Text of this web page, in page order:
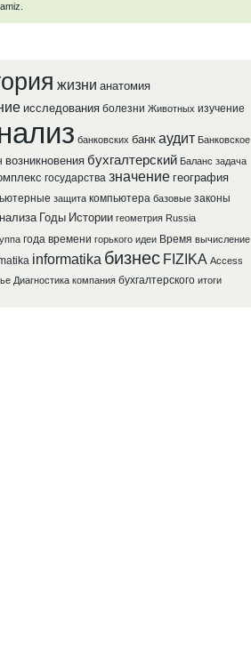
жизни анатомия
исследования болезни Животных изучение
банковских банк аудит Банковское
возникновения бухгалтерский Баланс задача
государства значение география
защита компьютера базовые законы
Годы Истории геометрия Russia
года времени горького идеи Время вычисление
informatika бизнес FIZIKA Access
Диагностика компания бухгалтерского итоги